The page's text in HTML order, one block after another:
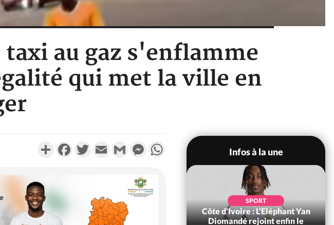
au gaz s'enflamme
qui met la ville en
PartagerFacebookTwitterEmail Gmail MessengerWhatsApp
Infos à la une
SOCIÉTÉ
Côte d'Ivoire : Fin du rachat
des 100 000 tonnes de cacao,
SPORT
Côte d'Ivoire : L'Eléphant Yan
Diomandé rejoint enfin le